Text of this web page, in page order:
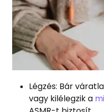
Légzés: Bár
vagy kilélegzik a